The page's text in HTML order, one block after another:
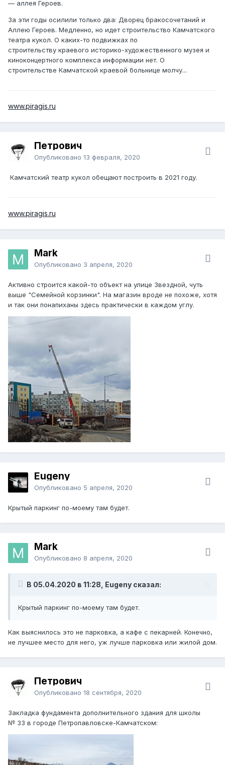
— аллея Героев.
За эти годы осилили только два: Дворец бракосочетаний и
Аллею Героев. Медленно, но идет строительство Камчатского
театра кукол. О каких-то подвижках по
строительству краевого историко-художественного музея и
киноконцертного комплекса информации нет. О
строительстве Камчатской краевой больнице молчу...
www.piragis.ru
Петрович
Опубликовано 13 февраля, 2020
Камчатский театр кукол обещают построить в 2021 году.
www.piragis.ru
Mark
Опубликовано 3 апреля, 2020
Активно строится какой-то объект на улице Звездной, чуть
выше "Семейной корзинки". На магазин вроде не похоже, хотя
и так они понапиханы здесь практически в каждом углу.
Eugeny
Опубликовано 5 апреля, 2020
Крытый паркинг по-моему там будет.
Mark
Опубликовано 8 апреля, 2020
В 05.04.2020 в 11:28, Eugeny сказал:
Крытый паркинг по-моему там будет.
Как выяснилось это не парковка, а кафе с пекарней. Конечно,
не лучшее место для него, уж лучше парковка или жилой дом.
Петрович
Опубликовано 18 сентября, 2020
Закладка фундамента дополнительного здания для школы
№ 33 в городе Петропавловске-Камчатском: